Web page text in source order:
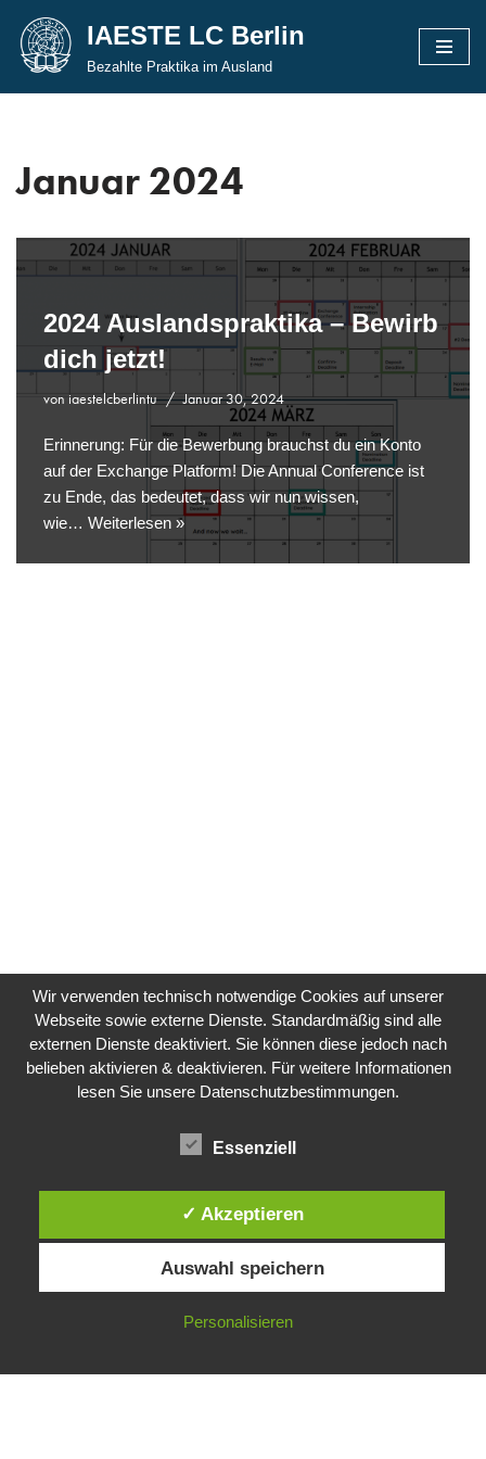
Zum
IAESTE LC Berlin
Bezahlte Praktika im Ausland
Januar 2024
2024 Auslandspraktika – Bewirb
dich jetzt!
von iaestelcberlintu Januar 30, 2024
Erinnerung: Für die Bewerbung brauchst du ein Konto
auf der Exchange Platform! Die Annual Conference ist
zu Ende, das bedeutet, dass wir nun wissen,
wie… Weiterlesen »
Datenschutzerklärung
Instagram
Wir verwenden technisch notwendige Cookies auf unserer
Webseite sowie externe Dienste. Standardmäßig sind alle
externen Dienste deaktiviert. Sie können diese jedoch nach
belieben aktivieren & deaktivieren. Für weitere Informationen
lesen Sie unsere Datenschutzbestimmungen.
Essenziell
✓ Akzeptieren
Auswahl speichern
Personalisieren